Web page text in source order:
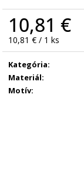
10,81 €
Jednotková
cena:
10,81 € / 1 ks
Kategória:
Materiál:
Motív:
KRÍŽ
SI
7,63 €